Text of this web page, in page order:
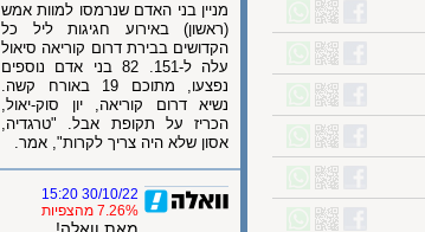
מניין בני האדם שנרמסו למוות אמש
(ראשון) באירוע חגיגות ליל כל
הקדושים בבירת דרום קוריאה סיאול
עלה ל-151. 82 בני אדם נוספים
נפצעו, מתוכם 19 באורח קשה.
נשיא דרום קוריאה, יון סוק-יאול,
הכריז על תקופת אבל. "טרגדיה,
אסון שלא היה צריך לקרות", אמר.
30/10/22 15:20
7.26% מהצפיות